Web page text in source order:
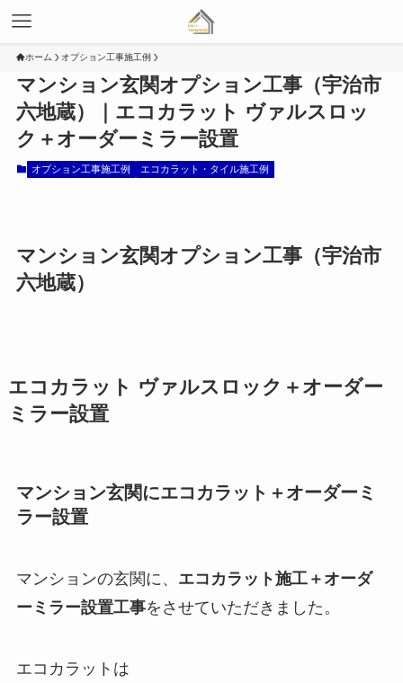
ホーム オプション工事施工例
マンション玄関オプション工事（宇治市
六地蔵）｜エコカラット ヴァルスロッ
ク＋オーダーミラー設置
オプション工事施工例 エコカラット・タイル施工例
マンション玄関オプション工事（宇治市
六地蔵）
エコカラット ヴァルスロック＋オーダー
ミラー設置
マンション玄関にエコカラット＋オーダーミ
ラー設置
マンションの玄関に、 エコカラット施工＋オーダ
ーミラー設置工事をさせていただきました。
エコカラットは